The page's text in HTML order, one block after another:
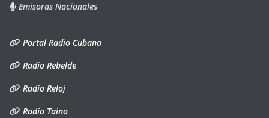
Emisoras Nacionales
Portal Radio Cubana
Radio Rebelde
Radio Reloj
Radio Taíno